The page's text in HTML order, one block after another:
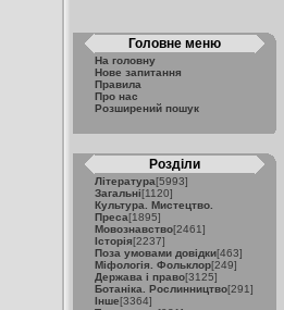
Головне меню
На головну
Нове запитання
Правила
Про нас
Розширений пошук
Розділи
Література[5993]
Загальні[1120]
Культура. Мистецтво.
Преса[1895]
Мовознавство[2461]
Історія[2237]
Поза умовами довідки[463]
Міфологія. Фольклор[249]
Держава і право[3125]
Ботаніка. Рослинництво[291]
Інше[3364]